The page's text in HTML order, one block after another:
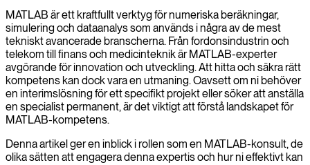
Vi tillhandahåller MATLAB-ingenjörsexpertis för att leverera
avancerad algoritmutveckling och modellimplementering, vilket
hjälper företag att omvandla komplexa data till användbara insikter
och lösningar.
MATLAB är ett kraftfullt verktyg för numeriska beräkningar,
simulering och dataanalys som används i några av de mest
tekniskt avancerade branscherna. Från fordonsindustrin och
telekom till finans och medicinteknik är MATLAB-experter
avgörande för innovation och utveckling. Att hitta och säkra rätt
kompetens kan dock vara en utmaning. Oavsett om ni behöver
en interimslösning för ett specifikt projekt eller söker att anställa
en specialist permanent, är det viktigt att förstå landskapet för
MATLAB-kompetens.
Denna artikel ger en inblick i rollen som en MATLAB-konsult, de
olika sätten att engagera denna expertis och hur ni effektivt kan